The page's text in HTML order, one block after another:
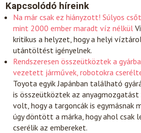
Kapcsolódó híreink
Na már csak ez hiányzott! Súlyos
mint 2000 ember maradt víz nélkül
kritikus a helyzet, hogy a helyi
utántöltést igényelnek.
Rendszeresen összeütköztek a
vezetett járművek, robotokra
Toyota egyik Japánban található
is összeütköztek az anyagmozgatást
volt, hogy a targoncák is egymásnak
úgy döntött a márka, hogy ahol csak
cserélik az embereket.